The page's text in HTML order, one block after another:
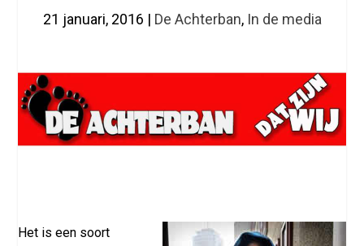
21 januari, 2016 | De Achterban, In de media
Het is een soort